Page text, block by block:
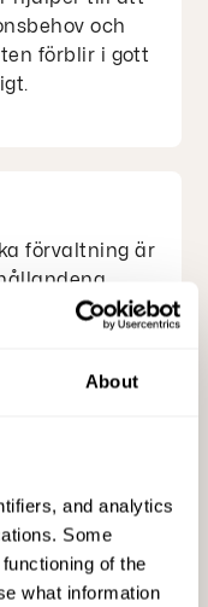
About
and analytics
Some
of the
what information
och
förblir i gott
förvaltning är
och
en central roll i
kostnader
En
smart